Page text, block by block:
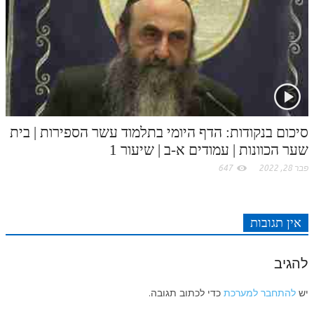
סיכום בנקודות: הדף היומי בתלמוד עשר הספירות | בית
שער הכוונות | עמודים א-ב | שיעור 1
פבר 28, 2022 647
אין תגובות
להגיב
יש להתחבר למערכת כדי לכתוב תגובה.